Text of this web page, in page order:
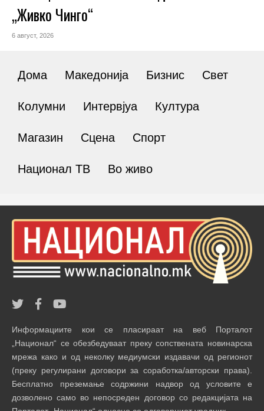
„Живко Чинго“
6 август, 2026
Дома Македонија Бизнис Свет
Колумни Интервјуа Култура
Магазин Сцена Спорт
Национал ТВ Во живо
Информациите кои се пласираат на веб Порталот
„Национал“ се обезбедуваат преку сопствената новинарска
мрежа како и од неколку медиумски издавачи од регионот
(преку регулирани договори за соработка/авторски права).
Бесплатно преземање содржини надвор од условите е
дозволено само во непосреден договор со редакцијата на